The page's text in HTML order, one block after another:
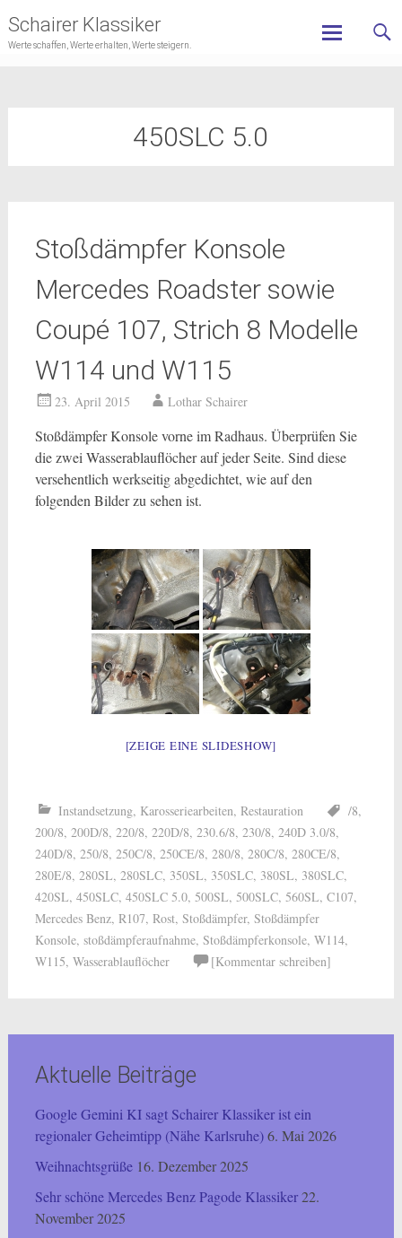
Schairer Klassiker
Werte schaffen, Werte erhalten, Werte steigern.
450SLC 5.0
Stoßdämpfer Konsole
Mercedes Roadster sowie
Coupé 107, Strich 8 Modelle
W114 und W115
23. April 2015 Lothar Schairer
Stoßdämpfer Konsole vorne im Radhaus. Überprüfen Sie
die zwei Wasserablauflöcher auf jeder Seite. Sind diese
versehentlich werkseitig abgedichtet, wie auf den
folgenden Bilder zu sehen ist.
[ZEIGE EINE SLIDESHOW]
Instandsetzung, Karosseriearbeiten, Restauration /8,
200/8, 200D/8, 220/8, 220D/8, 230.6/8, 230/8, 240D 3.0/8,
240D/8, 250/8, 250C/8, 250CE/8, 280/8, 280C/8, 280CE/8,
280E/8, 280SL, 280SLC, 350SL, 350SLC, 380SL, 380SLC,
420SL, 450SLC, 450SLC 5.0, 500SL, 500SLC, 560SL, C107,
Mercedes Benz, R107, Rost, Stoßdämpfer, Stoßdämpfer
Konsole, stoßdämpferaufnahme, Stoßdämpferkonsole, W114,
W115, Wasserablauflöcher [Kommentar schreiben]
Aktuelle Beiträge
Google Gemini KI sagt Schairer Klassiker ist ein
regionaler Geheimtipp (Nähe Karlsruhe)6. Mai 2026
Weihnachtsgrüße 16. Dezember 2025
Sehr schöne Mercedes Benz Pagode Klassiker22.
November 2025